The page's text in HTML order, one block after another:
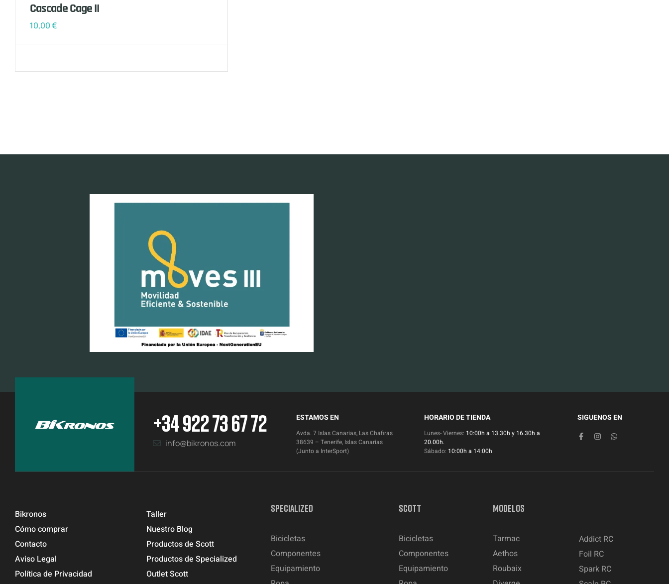
Cascade Cage II
10,00€
+34 922 73 67 72
info@bikronos.com
ESTAMOS EN
Avda. 7 Islas Canarias, Las Chafiras
38639 – Tenerife, Islas Canarias
(Junto a InterSport)
HORARIO DE TIENDA
Lunes- Viernes: 10:00h a 13.30h y 16.30h a
20.00h.
Sábado: 10:00h a 14:00h
SIGUENOS EN
Bikronos
Cómo comprar
Contacto
Aviso Legal
Política de Privacidad
Taller
Nuestro Blog
Productos de Scott
Productos de Specialized
Outlet Scott
SPECIALIZED
Bicicletas
Componentes
Equipamiento
SCOTT
Bicicletas
Componentes
Equipamiento
MODELOS
Tarmac
Aethos
Roubaix
Addict RC
Foil RC
Spark RC